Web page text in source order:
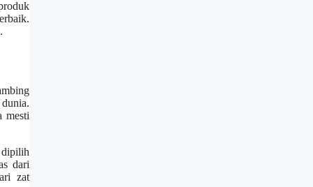
mesti
dipilih
dari
zat